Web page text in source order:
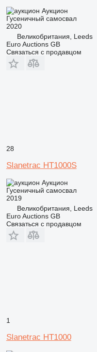
Аукцион
Гусеничный самосвал
2020
Великобритания, Leeds
Euro Auctions GB
Связаться с продавцом
28
Slanetrac HT1000S
Аукцион
Гусеничный самосвал
2019
Великобритания, Leeds
Euro Auctions GB
Связаться с продавцом
1
Slanetrac HT1000